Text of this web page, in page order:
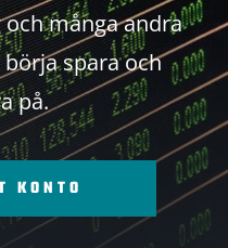
många andra
spara och
på.
KONTO